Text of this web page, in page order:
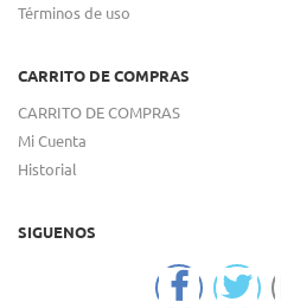
Términos de uso
CARRITO DE COMPRAS
CARRITO DE COMPRAS
Mi Cuenta
Historial
SIGUENOS